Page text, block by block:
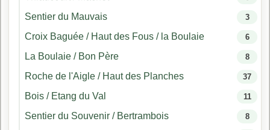
Sentier du Mauvais 3
Croix Baguée / Haut des Fous / la Boulaie 6
La Boulaie / Bon Père 8
Roche de l'Aigle / Haut des Planches 37
Bois / Etang du Val 11
Sentier du Souvenir / Bertrambois 8